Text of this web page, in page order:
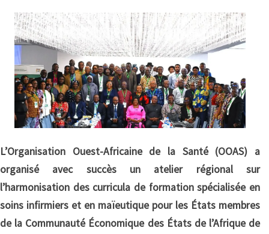
L’Organisation Ouest-Africaine de la Santé (OOAS) a
organisé avec succès un atelier régional sur
l’harmonisation des curricula de formation spécialisée en
soins infirmiers et en maïeutique pour les États membres
de la Communauté Économique des États de l’Afrique de